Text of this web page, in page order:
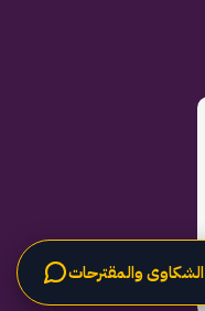
الشكاوى والمقترحات